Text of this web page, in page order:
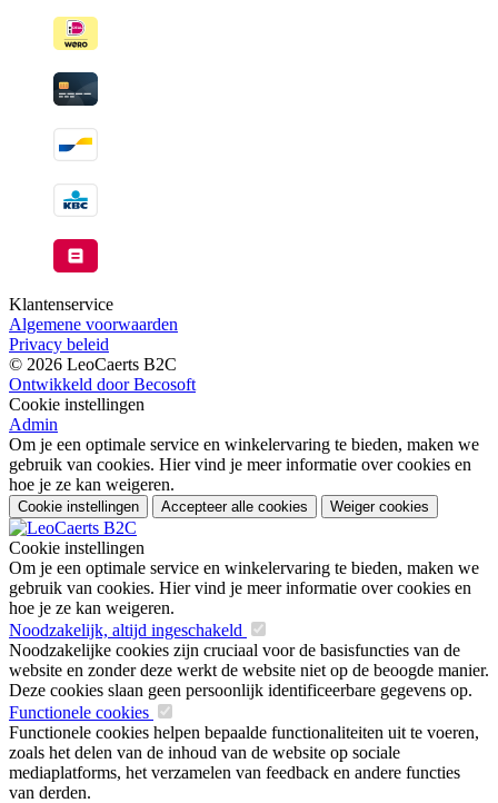
Klantenservice
Algemene voorwaarden
Privacy beleid
© 2026 LeoCaerts B2C
Ontwikkeld door Becosoft
Cookie instellingen
Admin
Om je een optimale service en winkelervaring te bieden, maken we
gebruik van cookies. Hier vind je meer informatie over cookies en
hoe je ze kan weigeren.
Cookie instellingen Accepteer alle cookies Weiger cookies
Cookie instellingen
Om je een optimale service en winkelervaring te bieden, maken we
gebruik van cookies. Hier vind je meer informatie over cookies en
hoe je ze kan weigeren.
Noodzakelijk, altijd ingeschakeld
Noodzakelijke cookies zijn cruciaal voor de basisfuncties van de
website en zonder deze werkt de website niet op de beoogde manier.
Deze cookies slaan geen persoonlijk identificeerbare gegevens op.
Functionele cookies
Functionele cookies helpen bepaalde functionaliteiten uit te voeren,
zoals het delen van de inhoud van de website op sociale
mediaplatforms, het verzamelen van feedback en andere functies
van derden.